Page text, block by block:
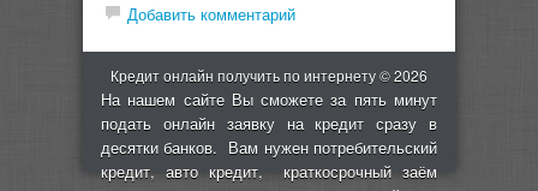
Добавить комментарий
Кредит онлайн получить по интернету © 2026
На нашем сайте Вы сможете за пять минут
подать онлайн заявку на кредит сразу в
десятки банков. Вам нужен потребительский
кредит, авто кредит, краткосрочный заём